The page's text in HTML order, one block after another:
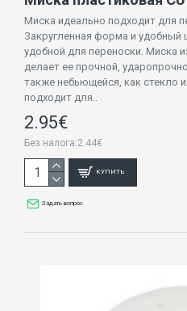
Миска идеально подходит для
Закругленная форма и
удобной для переноски. Миска
делает ее прочной,
также небьющейся, как стекло
подходит для..
2.95€
Без налога:2.44€
КУПИТЬ
Задать вопрос